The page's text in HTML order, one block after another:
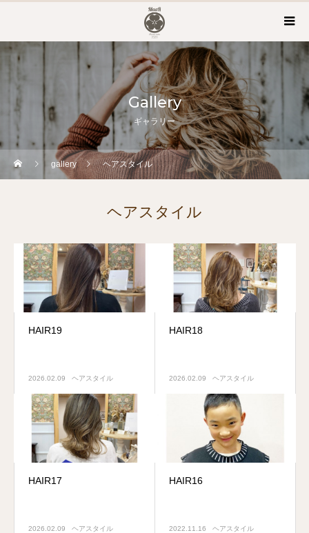
Gallery
ギャラリー
gallery ヘアスタイル
ヘアスタイル
HAIR19
2026.02.09 ヘアスタイル
HAIR18
2026.02.09 ヘアスタイル
HAIR17
2026.02.09 ヘアスタイル
HAIR16
2022.11.16 ヘアスタイル